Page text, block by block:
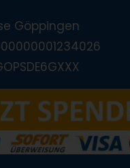
Göppingen